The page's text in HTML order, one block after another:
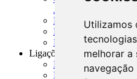
Utilizamos
melhorar a
Atividades
PMF - Cartilhas do
Manuais Auxiliares
Resenhas Diárias
Ligações Externas
Links Úteis
Presidência da